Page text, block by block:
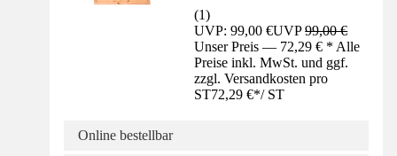
(1)
UVP: 99,00 €UVP99,00 €
Unser Preis — 72,29 € * Alle
Preise inkl. MwSt. und ggf.
zzgl. Versandkosten pro
ST72,29 €*/ ST
Online bestellbar